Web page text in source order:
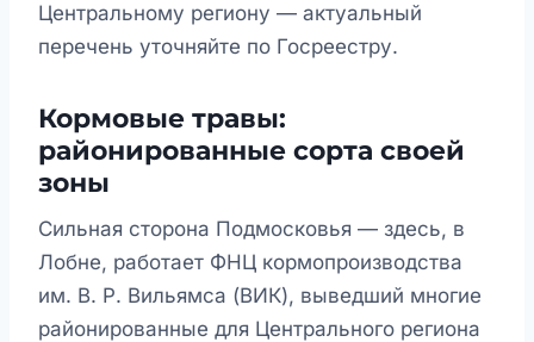
Центральному региону — актуальный
перечень уточняйте по Госреестру.
Кормовые травы:
районированные сорта своей
зоны
Сильная сторона Подмосковья — здесь, в
Лобне, работает ФНЦ кормопроизводства
им. В. Р. Вильямса (ВИК), выведший многие
районированные для Центрального региона